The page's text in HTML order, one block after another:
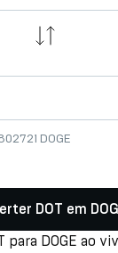
DOGE
DOT em
para DOGE ao